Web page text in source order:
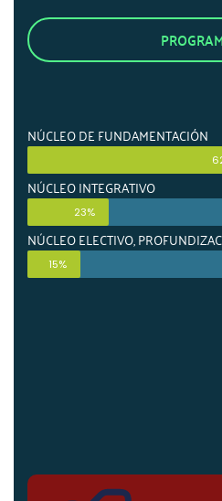
NÚCLEO DE FUNDAMENTACIÓN
NÚCLEO INTEGRATIVO
23%
NÚCLEO ELECTIVO,
15%